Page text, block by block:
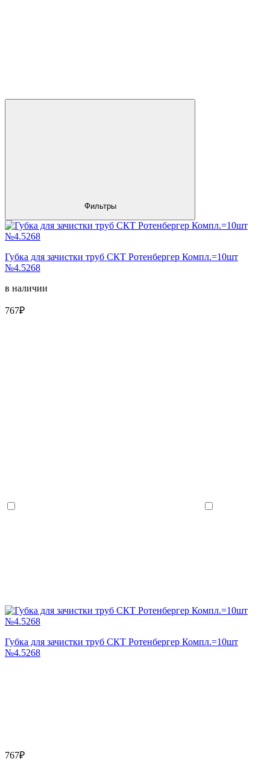
Фильтры
Губка для зачистки труб СКТ Ротенбергер Компл.=10шт
№4.5268
в наличии
767₽
Губка для зачистки труб СКТ Ротенбергер Компл.=10шт
№4.5268
767₽